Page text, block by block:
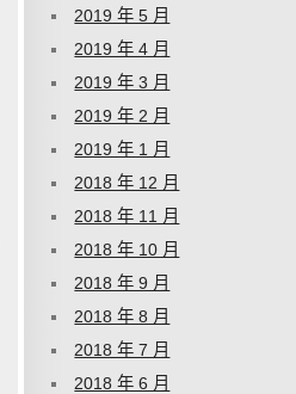
2019 年 5 月
2019 年 4 月
2019 年 3 月
2019 年 2 月
2019 年 1 月
2018 年 12 月
2018 年 11 月
2018 年 10 月
2018 年 9 月
2018 年 8 月
2018 年 7 月
2018 年 6 月